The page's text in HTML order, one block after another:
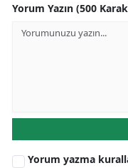
Yorum Yazın (500
Yorum yazma